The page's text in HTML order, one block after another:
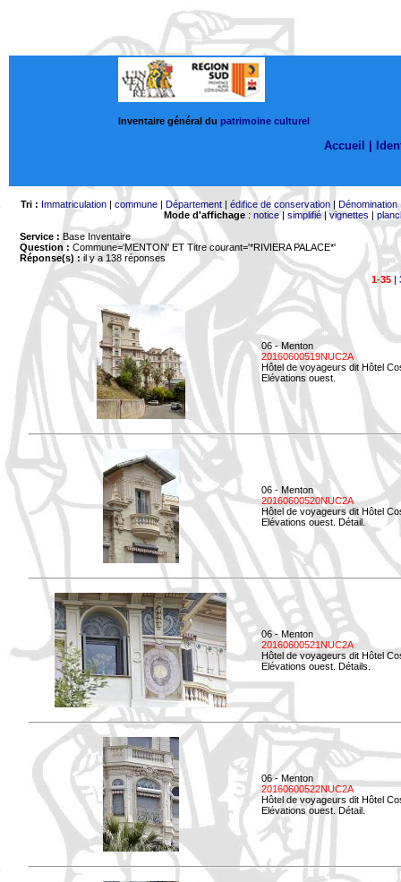
Inventaire général du patrimoine culturel
Accueil |
Tri : Immatriculation| commune| Département| édifice de conservation| Dénomination
Mode d'affichage: notice| simplifié|vignettes |
Service : Base Inventaire
Question : Commune='MENTON' ET Titre courant='*RIVIERA PALACE*'
Réponse(s) :il y a 138 réponses
1-35|
06 - Menton
20160600519NUC2A
Hôtel de voyageurs dit Hôtel
Elévations ouest.
06 - Menton
20160600520NUC2A
Hôtel de voyageurs dit Hôtel
Elévations ouest. Détail.
06 - Menton
20160600521NUC2A
Hôtel de voyageurs dit Hôtel
Elévations ouest. Détails.
06 - Menton
20160600522NUC2A
Hôtel de voyageurs dit Hôtel
Elévations ouest. Détail.